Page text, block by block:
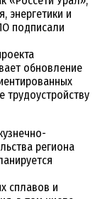
энергетики и
подписали
обновление
трудоустройству
региона
сплавов и